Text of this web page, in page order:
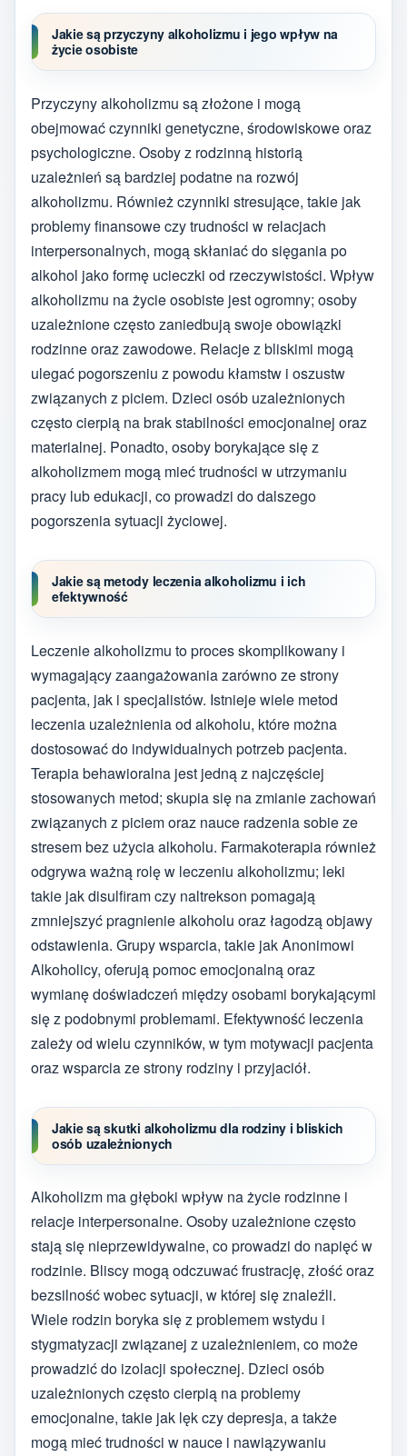
Jakie są przyczyny alkoholizmu i jego wpływ na
życie osobiste
Przyczyny alkoholizmu są złożone i mogą
obejmować czynniki genetyczne, środowiskowe oraz
psychologiczne. Osoby z rodzinną historią
uzależnień są bardziej podatne na rozwój
alkoholizmu. Również czynniki stresujące, takie jak
problemy finansowe czy trudności w relacjach
interpersonalnych, mogą skłaniać do sięgania po
alkohol jako formę ucieczki od rzeczywistości. Wpływ
alkoholizmu na życie osobiste jest ogromny; osoby
uzależnione często zaniedbują swoje obowiązki
rodzinne oraz zawodowe. Relacje z bliskimi mogą
ulegać pogorszeniu z powodu kłamstw i oszustw
związanych z piciem. Dzieci osób uzależnionych
często cierpią na brak stabilności emocjonalnej oraz
materialnej. Ponadto, osoby borykające się z
alkoholizmem mogą mieć trudności w utrzymaniu
pracy lub edukacji, co prowadzi do dalszego
pogorszenia sytuacji życiowej.
Jakie są metody leczenia alkoholizmu i ich
efektywność
Leczenie alkoholizmu to proces skomplikowany i
wymagający zaangażowania zarówno ze strony
pacjenta, jak i specjalistów. Istnieje wiele metod
leczenia uzależnienia od alkoholu, które można
dostosować do indywidualnych potrzeb pacjenta.
Terapia behawioralna jest jedną z najczęściej
stosowanych metod; skupia się na zmianie zachowań
związanych z piciem oraz nauce radzenia sobie ze
stresem bez użycia alkoholu. Farmakoterapia również
odgrywa ważną rolę w leczeniu alkoholizmu; leki
takie jak disulfiram czy naltrekson pomagają
zmniejszyć pragnienie alkoholu oraz łagodzą objawy
odstawienia. Grupy wsparcia, takie jak Anonimowi
Alkoholicy, oferują pomoc emocjonalną oraz
wymianę doświadczeń między osobami borykającymi
się z podobnymi problemami. Efektywność leczenia
zależy od wielu czynników, w tym motywacji pacjenta
oraz wsparcia ze strony rodziny i przyjaciół.
Jakie są skutki alkoholizmu dla rodziny i bliskich
osób uzależnionych
Alkoholizm ma głęboki wpływ na życie rodzinne i
relacje interpersonalne. Osoby uzależnione często
stają się nieprzewidywalne, co prowadzi do napięć w
rodzinie. Bliscy mogą odczuwać frustrację, złość oraz
bezsilność wobec sytuacji, w której się znaleźli.
Wiele rodzin boryka się z problemem wstydu i
stygmatyzacji związanej z uzależnieniem, co może
prowadzić do izolacji społecznej. Dzieci osób
uzależnionych często cierpią na problemy
emocjonalne, takie jak lęk czy depresja, a także
mogą mieć trudności w nauce i nawiązywaniu